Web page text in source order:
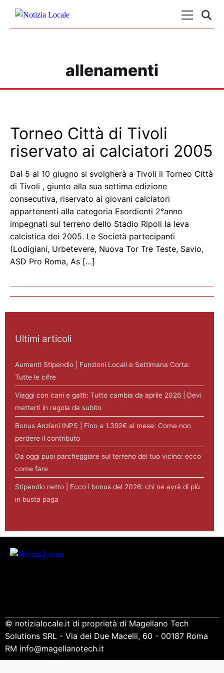
allenamenti
Torneo Città di Tivoli
riservato ai calciatori 2005
Dal 5 al 10 giugno si svolgherà a Tivoli il Torneo Città
di Tivoli , giunto alla sua settima edizione
consecutiva, riservato ai giovani calciatori
appartenenti alla categoria Esordienti 2°anno
impegnati sul terreno dello Stadio Ripoli la leva
calcistica dei 2005. Le Società partecipanti
(Lodigiani, Urbetevere, Nuova Tor Tre Teste, Savio,
ASD Pro Roma, As […]
Ultimi articoli
Aumenti Stipendio | Funzioni Locali e Settimana Corta:
Tutte le cifre
Viaggi con cani e gatti: Tutto cambia da aprile 2026 | Devi
metterti in regola da subito
Bonus Anziani INPS | Fino a 1.392€ al mese: Come non
perdere il contributo
Da oggi puoi parcheggiare sul terreno del tuo vicino: ecco
come fare
Stipendio netto | Ecco i bonus del 2026: chi ne avrà di più
in busta paga
© notizialocale.it di proprietà di Magellano Tech
Solutions SRL - Via dei Due Macelli, 60 - 00187 Roma
RM info@magellanotech.it